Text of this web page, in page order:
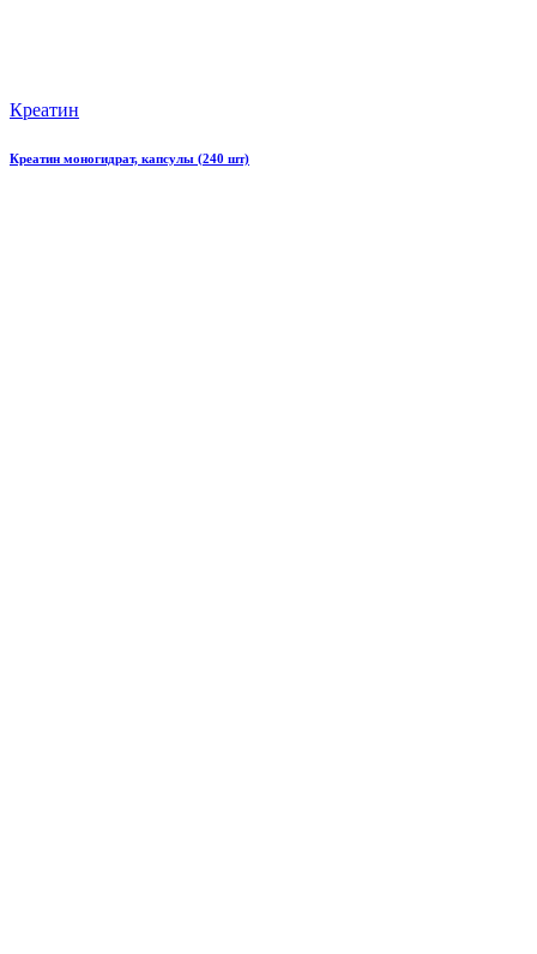
Креатин
Креатин моногидрат, капсулы (240 шт)